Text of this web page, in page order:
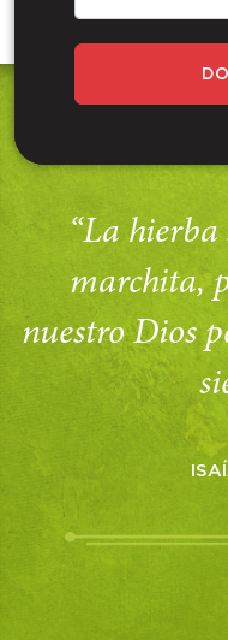
“La hierba
marchita,
nuestro Dios